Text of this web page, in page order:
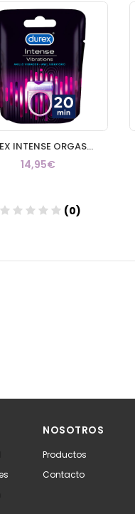
Añadir
DUREX INTENSE ORGASMIC VIBRATIONS ANILLO VIBRADOR 1 ANILLO
14,95€
(0)
NOSOTROS
Productos
Contacto